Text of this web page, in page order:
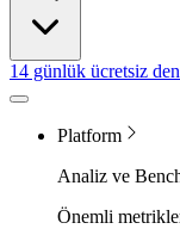
14 günlük ücretsiz
Platform
Analiz ve
Önemli